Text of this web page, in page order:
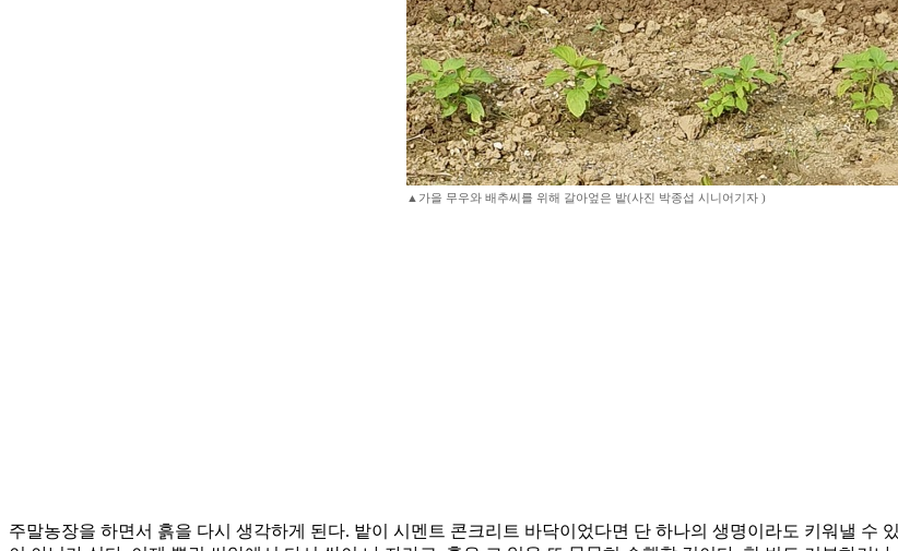
▲가을 무우와 배추씨를 위해 갈아엎은 밭(사진 박종섭 시니어기자 )
주말농장을 하면서 흙을 다시 생각하게 된다. 밭이 시멘트 콘크리트 바닥이었다면 단 하나의 생명이라도 키워낼 수